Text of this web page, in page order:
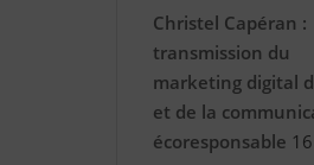
Christel Capéran :
transmission du
marketing digital
et de la
écoresponsable